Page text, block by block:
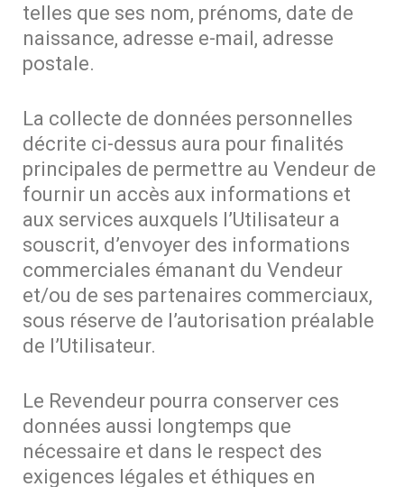
telles que ses nom, prénoms, date de
naissance, adresse e-mail, adresse
postale.
La collecte de données personnelles
décrite ci-dessus aura pour finalités
principales de permettre au Vendeur de
fournir un accès aux informations et
aux services auxquels l’Utilisateur a
souscrit, d’envoyer des informations
commerciales émanant du Vendeur
et/ou de ses partenaires commerciaux,
sous réserve de l’autorisation préalable
de l’Utilisateur.
Le Revendeur pourra conserver ces
données aussi longtemps que
nécessaire et dans le respect des
exigences légales et éthiques en